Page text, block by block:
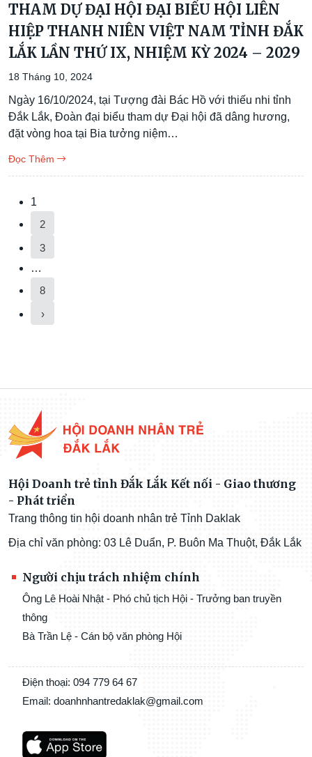
THAM DỰ ĐẠI HỘI ĐẠI BIỂU HỘI LIÊN
HIỆP THANH NIÊN VIỆT NAM TỈNH ĐẮK
LẮK LẦN THỨ IX, NHIỆM KỲ 2024 – 2029
18 Tháng 10, 2024
Ngày 16/10/2024, tại Tượng đài Bác Hồ với thiếu nhi tỉnh
Đắk Lắk, Đoàn đại biểu tham dự Đại hội đã dâng hương,
đặt vòng hoa tại Bia tưởng niệm…
Đọc Thêm
1
2
3
…
8
›
Hội Doanh trẻ tỉnh Đắk Lắk Kết nối - Giao thương
- Phát triển
Trang thông tin hội doanh nhân trẻ Tỉnh Daklak
Địa chỉ văn phòng: 03 Lê Duẩn, P. Buôn Ma Thuột, Đắk Lắk
Người chịu trách nhiệm chính
Ông Lê Hoài Nhật - Phó chủ tịch Hội - Trưởng ban truyền
thông
Bà Trần Lệ - Cán bộ văn phòng Hội
Điện thoại: 094 779 64 67
Email: doanhnhantredaklak@gmail.com